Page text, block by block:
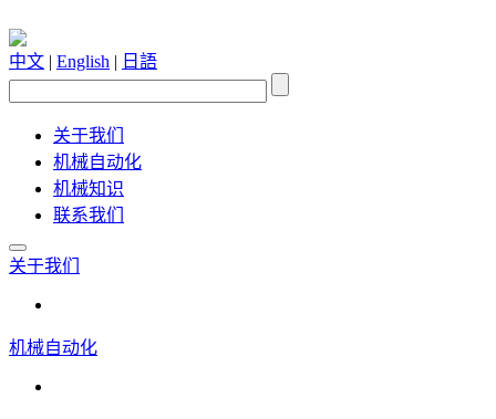
中文 | English | 日語
关于我们
机械自动化
机械知识
联系我们
关于我们
机械自动化